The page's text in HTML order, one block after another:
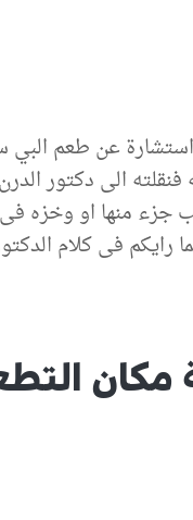
910 وشكرا على الرد اما الان
الى دكتور
جزء منها او وخزه